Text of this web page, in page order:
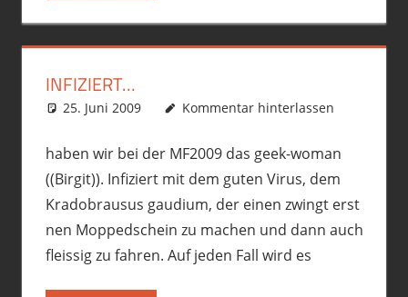
INFIZIERT…
25. Juni 2009 phil
Motorrad
Kommentar hinterlassen
haben wir bei der MF2009 das geek-woman
((Birgit)). Infiziert mit dem guten Virus, dem
Kradobrausus gaudium, der einen zwingt erst
nen Moppedschein zu machen und dann auch
fleissig zu fahren. Auf jeden Fall wird es